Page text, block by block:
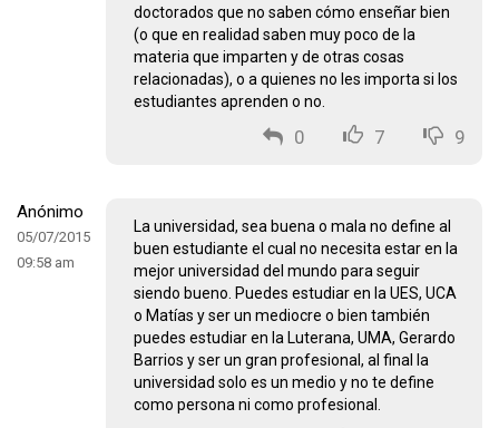
doctorados que no saben cómo enseñar bien
(o que en realidad saben muy poco de la
materia que imparten y de otras cosas
relacionadas), o a quienes no les importa si los
estudiantes aprenden o no.
0 7 9
Anónimo
05/07/2015
09:58 am
La universidad, sea buena o mala no define al
buen estudiante el cual no necesita estar en la
mejor universidad del mundo para seguir
siendo bueno. Puedes estudiar en la UES, UCA
o Matías y ser un mediocre o bien también
puedes estudiar en la Luterana, UMA, Gerardo
Barrios y ser un gran profesional, al final la
universidad solo es un medio y no te define
como persona ni como profesional.